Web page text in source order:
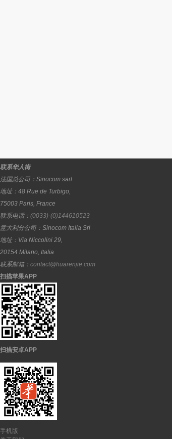
联系华人街
法国总公司： Sinocom sarl
地址： 48 Rue de Turbigo,
75003 Paris, France
联系电话： (0033)-(0)144610523
意大利分公司： Sinocom Italia Srl
地址： Via Niccolini 29,
20154 Milano, Italia
联系邮箱： contact@huarenjie.com
扫描苹果APP
扫描安卓APP
手机版